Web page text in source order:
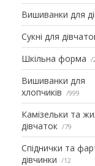
Вишиванки для
Сукні для
Шкільна форма
Вишиванки для
хлопчиків
999
Камізельки та
дівчаток
79
Спіднички та
дівчинки
12